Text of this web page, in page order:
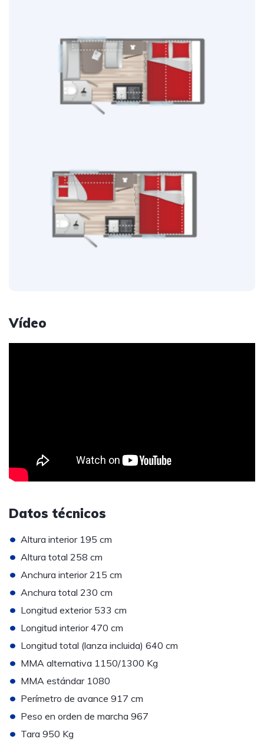
Vídeo
Datos técnicos
• Altura interior 195 cm
• Altura total 258 cm
• Anchura interior 215 cm
• Anchura total 230 cm
• Longitud exterior 533 cm
• Longitud interior 470 cm
• Longitud total (lanza incluida) 640 cm
• MMA alternativa 1150/1300 Kg
• MMA estándar 1080
• Perímetro de avance 917 cm
• Peso en orden de marcha 967
• Tara 950 Kg